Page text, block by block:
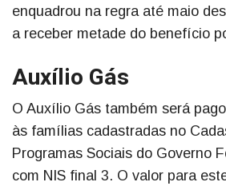
enquadrou na regra até maio
a receber metade do benefício
Auxílio Gás
O Auxílio Gás também será
às famílias cadastradas no
Programas Sociais do Governo
com NIS final 3. O valor para